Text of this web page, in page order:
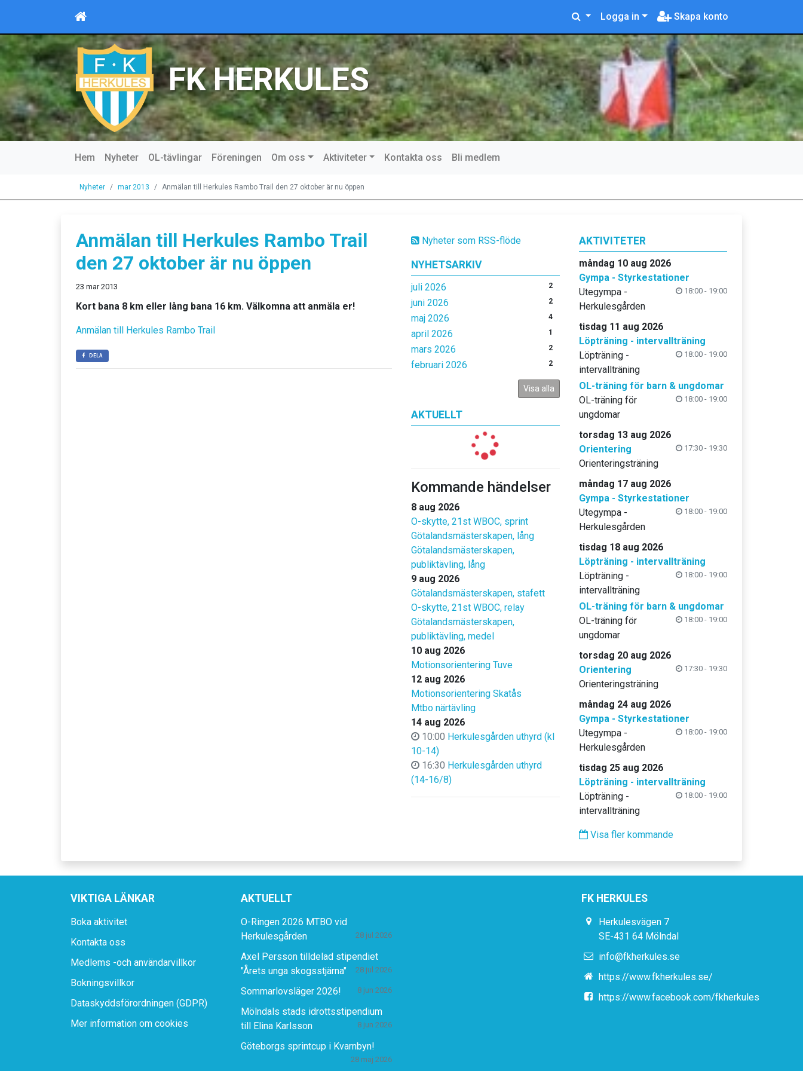
Logga in Skapa konto
FK HERKULES
Hem Nyheter OL-tävlingar Föreningen Om oss Aktiviteter Kontakta oss Bli medlem
Nyheter mar 2013 Anmälan till Herkules Rambo Trail den 27 oktober är nu öppen
Nyheter som RSS-flöde
NYHETSARKIV
juli 2026 2
juni 2026 2
maj 2026 4
april 2026 1
mars 2026 2
februari 2026 2
Visa alla
AKTUELLT
Kommande händelser
8 aug 2026
O-skytte, 21st WBOC, sprint
Götalandsmästerskapen, lång
Götalandsmästerskapen,
publiktävling, lång
9 aug 2026
Götalandsmästerskapen, stafett
O-skytte, 21st WBOC, relay
Götalandsmästerskapen,
publiktävling, medel
10 aug 2026
Motionsorientering Tuve
12 aug 2026
Motionsorientering Skatås
Mtbo närtävling
14 aug 2026
10:00 Herkulesgården uthyrd (kl
10-14)
16:30 Herkulesgården uthyrd
(14-16/8)
Anmälan till Herkules Rambo Trail
den 27 oktober är nu öppen
23 mar 2013
Kort bana 8 km eller lång bana 16 km. Välkomna att anmäla er!
Anmälan till Herkules Rambo Trail
DELA
AKTIVITETER
måndag 10 aug 2026
Gympa - Styrkestationer
18:00 - 19:00
Utegympa -
Herkulesgården
tisdag 11 aug 2026
Löpträning - intervallträning
18:00 - 19:00
Löpträning -
intervallträning
OL-träning för barn & ungdomar
18:00 - 19:00
OL-träning för
ungdomar
torsdag 13 aug 2026
Orientering
17:30 - 19:30
Orienteringsträning
måndag 17 aug 2026
Gympa - Styrkestationer
18:00 - 19:00
Utegympa -
Herkulesgården
tisdag 18 aug 2026
Löpträning - intervallträning
18:00 - 19:00
Löpträning -
intervallträning
OL-träning för barn & ungdomar
18:00 - 19:00
OL-träning för
ungdomar
torsdag 20 aug 2026
Orientering
17:30 - 19:30
Orienteringsträning
måndag 24 aug 2026
Gympa - Styrkestationer
18:00 - 19:00
Utegympa -
Herkulesgården
tisdag 25 aug 2026
Löpträning - intervallträning
18:00 - 19:00
Löpträning -
intervallträning
Visa fler kommande
VIKTIGA LÄNKAR
Boka aktivitet
Kontakta oss
Medlems -och användarvillkor
Bokningsvillkor
Dataskyddsförordningen (GDPR)
Mer information om cookies
AKTUELLT
O-Ringen 2026 MTBO vid
Herkulesgården
28 jul 2026
Axel Persson tilldelad stipendiet
"Årets unga skogsstjärna"
28 jul 2026
Sommarlovsläger 2026! 8 jun 2026
Mölndals stads idrottsstipendium
till Elina Karlsson
8 jun 2026
Göteborgs sprintcup i Kvarnbyn!
28 maj 2026
FK HERKULES
Herkulesvägen 7
SE-431 64 Mölndal
info@fkherkules.se
https://www.fkherkules.se/
https://www.facebook.com/fkherkules